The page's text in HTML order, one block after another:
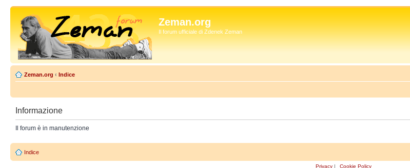
Zeman.org
Il forum ufficiale di Zdenek Zeman
Zeman.org ‹ Indice
Informazione
Il forum è in manutenzione
Indice
Privacy | Cookie Policy